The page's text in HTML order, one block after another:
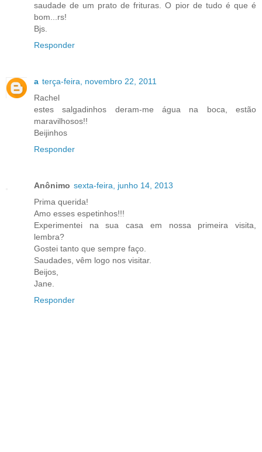
saudade de um prato de frituras. O pior de tudo é que é
bom...rs!
Bjs.
Responder
a terça-feira, novembro 22, 2011
Rachel
estes salgadinhos deram-me água na boca, estão
maravilhosos!!
Beijinhos
Responder
Anônimo sexta-feira, junho 14, 2013
Prima querida!
Amo esses espetinhos!!!
Experimentei na sua casa em nossa primeira visita,
lembra?
Gostei tanto que sempre faço.
Saudades, vêm logo nos visitar.
Beijos,
Jane.
Responder